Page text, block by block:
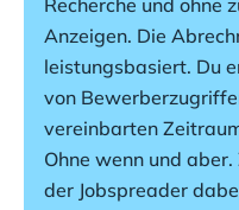
Recherche und ohne
Anzeigen. Die
leistungsbasiert. Du
von
vereinbarten
Ohne wenn und
der Jobspreader